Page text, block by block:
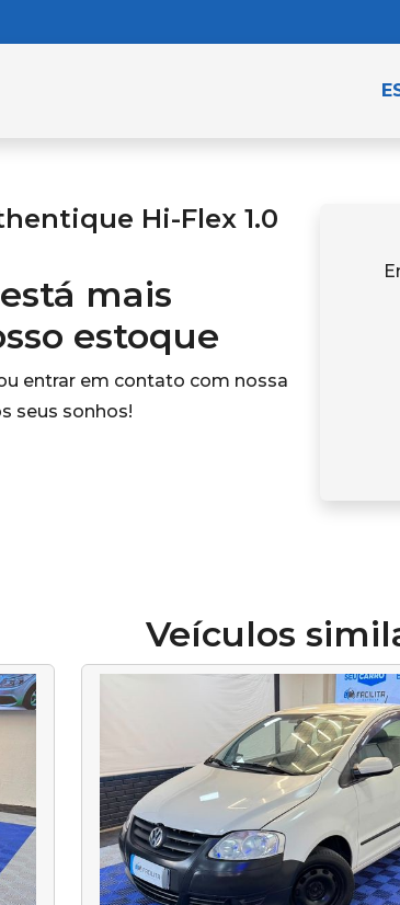
Hi-Flex 1.0
mais
estoque
entrar em contato com nossa
seus sonhos!
Veículos